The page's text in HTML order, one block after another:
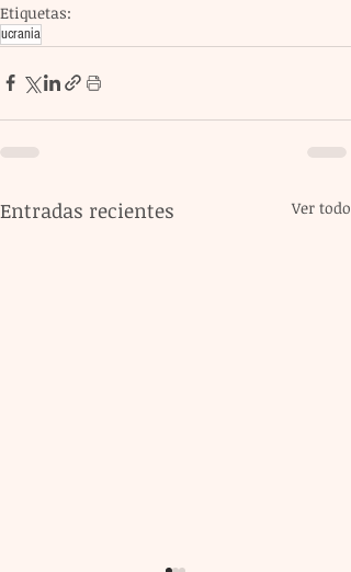
Etiquetas:
ucrania
Entradas recientes Ver todo